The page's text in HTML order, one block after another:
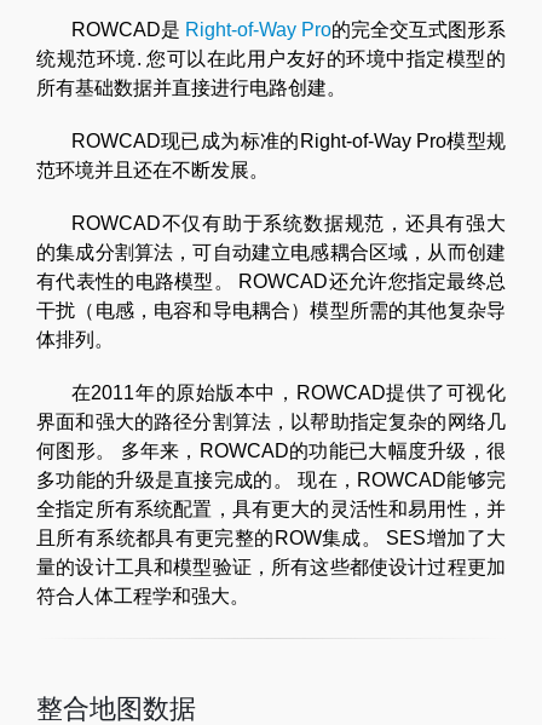
ROWCAD是 Right-of-Way Pro的完全交互式图形系
统规范环境. 您可以在此用户友好的环境中指定模型的
所有基础数据并直接进行电路创建。
ROWCAD现已成为标准的Right-of-Way Pro模型规
范环境并且还在不断发展。
ROWCAD不仅有助于系统数据规范，还具有强大
的集成分割算法，可自动建立电感耦合区域，从而创建
有代表性的电路模型。 ROWCAD还允许您指定最终总
干扰（电感，电容和导电耦合）模型所需的其他复杂导
体排列。
在2011年的原始版本中，ROWCAD提供了可视化
界面和强大的路径分割算法，以帮助指定复杂的网络几
何图形。 多年来，ROWCAD的功能已大幅度升级，很
多功能的升级是直接完成的。 现在，ROWCAD能够完
全指定所有系统配置，具有更大的灵活性和易用性，并
且所有系统都具有更完整的ROW集成。 SES增加了大
量的设计工具和模型验证，所有这些都使设计过程更加
符合人体工程学和强大。
整合地图数据